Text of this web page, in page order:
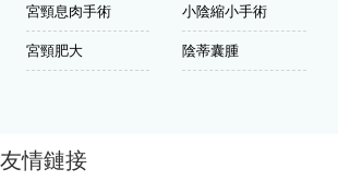
宮頸息肉手術
宮頸肥大
小陰縮小手術
陰蒂囊腫
友情鏈接